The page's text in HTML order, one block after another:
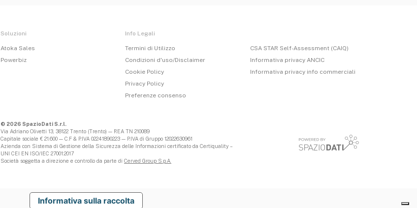
Soluzioni
Atoka Sales
Powerbiz
Info Legali
Termini di Utilizzo
Condizioni d'uso/Disclaimer
Cookie Policy
Privacy Policy
Preferenze consenso
CSA STAR Self-Assessment (CAIQ)
Informativa privacy ANCIC
Informativa privacy info commerciali
© 2026 SpazioDati S.r.l.
Via Adriano Olivetti 13, 38122 Trento (Trento) — REA TN 210089
Capitale sociale € 21.600 — C.F & P.IVA 02241890223 — P.IVA di Gruppo 12022630961
Azienda con Sistema di Gestione della Sicurezza delle Informazioni certificato da Certiquality –
UNI CEI EN ISO/IEC 27001:2017
Società soggetta a direzione e controllo da parte di Cerved Group S.p.A.
Informativa sulla raccolta